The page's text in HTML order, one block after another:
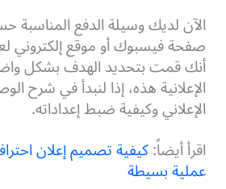
الآن لديك وسيلة الدفع
صفحة فيسبوك أو موقع إلكتروني
أنك قمت بتحديد الهدف بشكل
الإعلانية هذه، إذا لنبدأ في شرح
الإعلاني وكيفية ضبط إعداداته.
اقرأ أيضاً:
عملية بسيطة